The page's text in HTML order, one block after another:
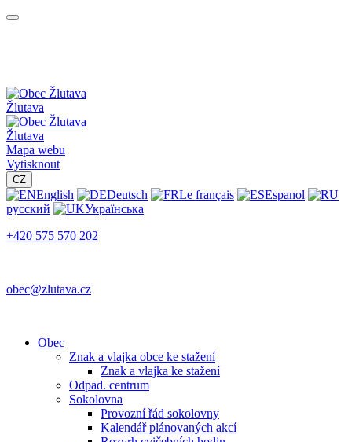
Žlutava
Žlutava
Mapa webu
Vytisknout
CZ
English Deutsch Le français
Espanol
русский
Українська
+420 575 570 202
obec@zlutava.cz
Obec
Znak a vlajka obce ke stažení
Znak a vlajka ke stažení
Odpad. centrum
Sokolovna
Provozní řád sokolovny
Kalendář plánovaných akcí